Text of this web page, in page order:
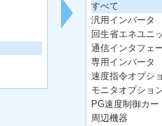
すべて
汎用インバータ
回生省エネユニ
通信インタフェ
専用インバータ
速度指令オプシ
モニタオプショ
PG速度制御カー
周辺機器